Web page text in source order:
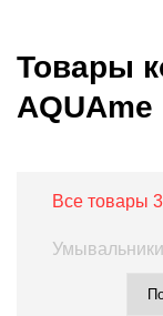
Товары
AQUAme
Все товары
Умывальники